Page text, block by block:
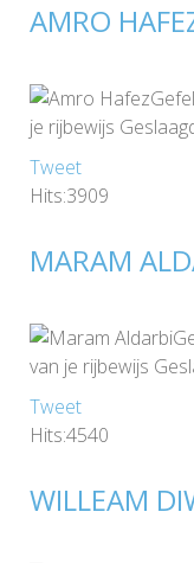
AMRO
je rijbewijs
Tweet
Hits:3909
MARAM
van je rijbewijs
Tweet
Hits:4540
WILLEAM